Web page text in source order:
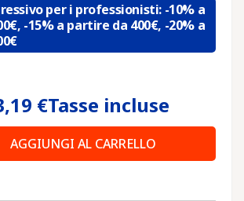
per i professionisti: -10% a
-15% a partire da 400€, -20% a
€Tasse incluse
AGGIUNGI AL CARRELLO